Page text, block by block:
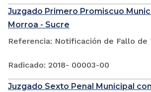
Juzgado Primero Promiscuo
Morroa - Sucre
Referencia: Notificación de Fallo de
Radicado: 2018- 00003-00
Juzgado Sexto Penal Municipal con